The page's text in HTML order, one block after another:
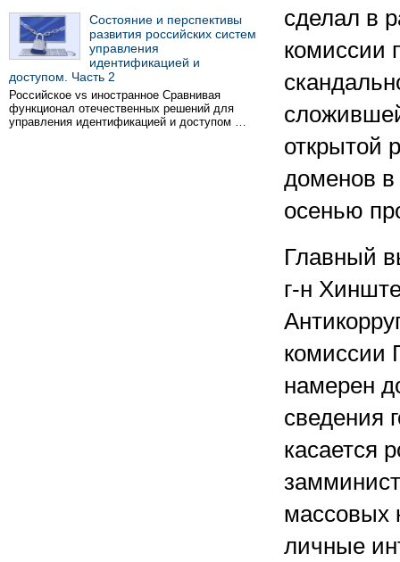
Состояние и перспективы
развития российских систем
управления
идентификацией и
доступом. Часть 2
Российское vs иностранное Сравнивая
функционал отечественных решений для
управления идентификацией и доступом …
сделал в
комиссии
открытой
доменов
осенью
Главный
г-н
комиссии
намерен
сведения
касается
массовых
личные